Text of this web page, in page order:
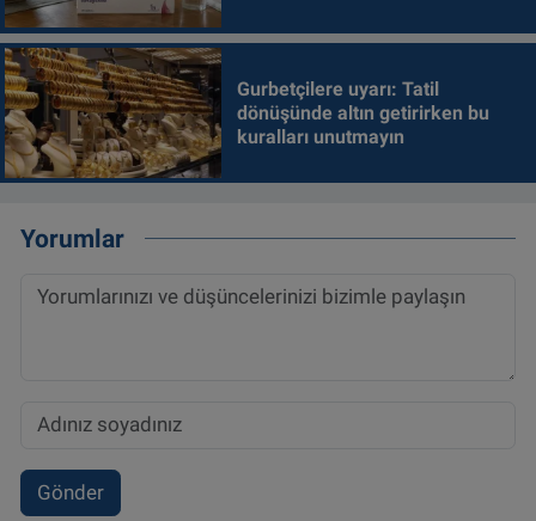
Gurbetçilere uyarı: Tatil
dönüşünde altın getirirken bu
kuralları unutmayın
Yorumlar
Gönder